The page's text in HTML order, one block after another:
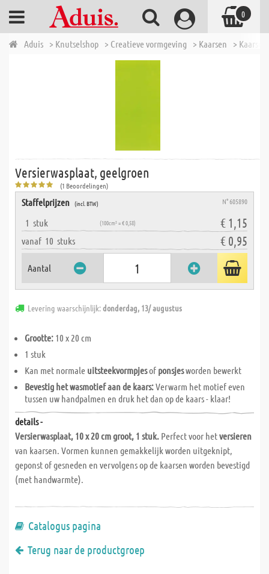
Aduis > Knutselshop > Creatieve vormgeving > Kaarsen >
Versierwasplaat, geelgroen
(1 Beoordelingen)
Staffelprijzen (incl. BTW) N° 605890
1 stuk (100cm² = € 0,58) € 1,15
vanaf 10 stuks € 0,95
Aantal
Levering waarschijnlijk:donderdag, 13/ augustus
Grootte: 10 x 20 cm
1 stuk
Kan met normale uitsteekvormpjesof ponsjesworden bewerkt
Bevestig het wasmotief aan de kaars:Verwarm het motief even
tussen uw handpalmen en druk het dan op de kaars - klaar!
details -
Versierwasplaat, 10 x 20 cm groot, 1 stuk. Perfect voor hetversieren
van kaarsen. Vormen kunnen gemakkelijk worden uitgeknipt,
geponst of gesneden en vervolgens op de kaarsen worden bevestigd
(met handwarmte).
Catalogus pagina
Terug naar de productgroep
0